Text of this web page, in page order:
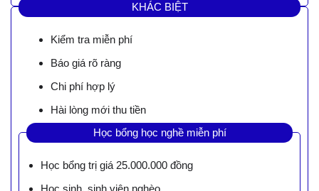
KHÁC BIỆT
Kiểm tra miễn phí
Báo giá rõ ràng
Chi phí hợp lý
Hài lòng mới thu tiền
Học bổng học nghề miễn phí
Học bổng trị giá 25.000.000 đồng
Học sinh, sinh viên nghèo